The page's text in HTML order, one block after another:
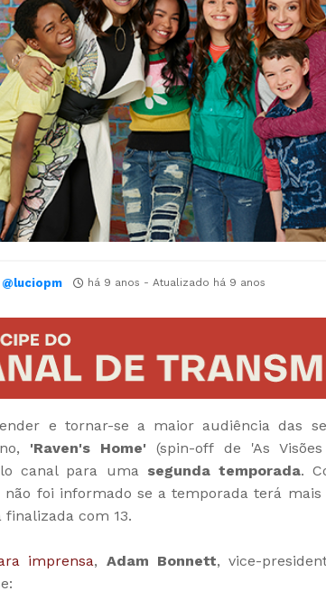
@luciopm há 9 anos - Atualizado há 9 anos
e tornar-se a maior audiência das
'Raven's Home' (spin-off de 'As
canal para uma segunda temporada.
não foi informado se a temporada terá mais
com 13.
imprensa, Adam Bonnett, vice-